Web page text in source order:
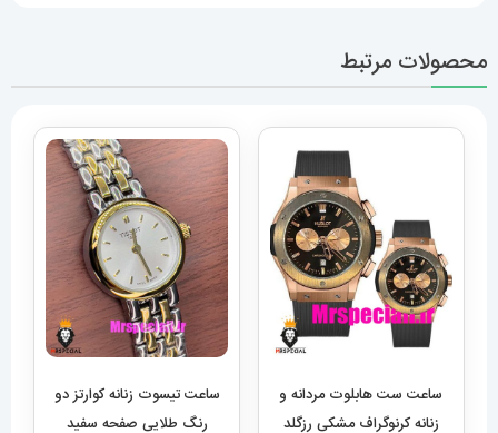
محصولات مرتبط
ساعت ست هابلوت مردانه و
زنانه کرنوگراف مشکی رزگلد
ساعت تیسوت زنانه کوارتز دو
رنگ طلایی صفحه سفید